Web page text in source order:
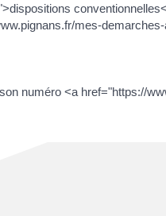
mes-
numéro <a href="https://